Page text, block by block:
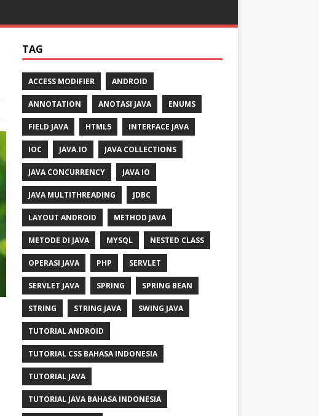
TAG
ACCESS MODIFIER ANDROID
ANNOTATION ANOTASI JAVA ENUMS
FIELD JAVA HTML5 INTERFACE JAVA
IOC JAVA.IO JAVA COLLECTIONS
JAVA CONCURRENCY JAVA IO
JAVA MULTITHREADING JDBC
LAYOUT ANDROID METHOD JAVA
METODE DI JAVA MYSQL NESTED CLASS
OPERASI JAVA PHP SERVLET
SERVLET JAVA SPRING SPRING BEAN
STRING STRING JAVA SWING JAVA
TUTORIAL ANDROID
TUTORIAL CSS BAHASA INDONESIA
TUTORIAL JAVA
TUTORIAL JAVA BAHASA INDONESIA